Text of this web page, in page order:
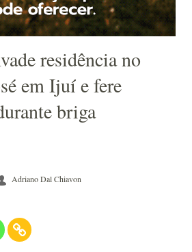
residência no
em Ijuí e fere
briga
Adriano Dal Chiavon